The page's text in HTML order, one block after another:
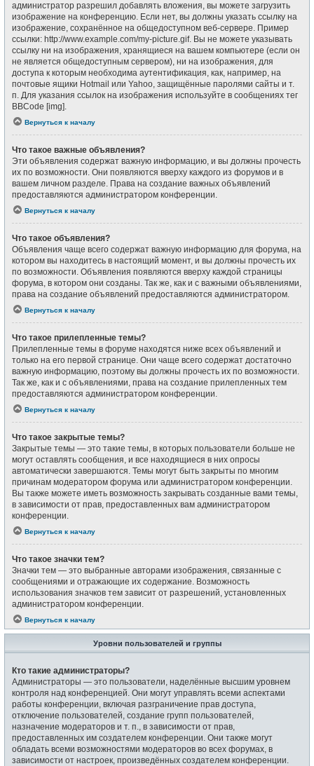
администратор разрешил добавлять вложения, вы можете загрузить
изображение на конференцию. Если нет, вы должны указать ссылку на
изображение, сохранённое на общедоступном веб-сервере. Пример
ссылки: http://www.example.com/my-picture.gif. Вы не можете указывать
ссылку ни на изображения, хранящиеся на вашем компьютере (если он
не является общедоступным сервером), ни на изображения, для
доступа к которым необходима аутентификация, как, например, на
почтовые ящики Hotmail или Yahoo, защищённые паролями сайты и т.
п. Для указания ссылок на изображения используйте в сообщениях тег
BBCode [img].
Вернуться к началу
Что такое важные объявления?
Эти объявления содержат важную информацию, и вы должны прочесть
их по возможности. Они появляются вверху каждого из форумов и в
вашем личном разделе. Права на создание важных объявлений
предоставляются администратором конференции.
Вернуться к началу
Что такое объявления?
Объявления чаще всего содержат важную информацию для форума, на
котором вы находитесь в настоящий момент, и вы должны прочесть их
по возможности. Объявления появляются вверху каждой страницы
форума, в котором они созданы. Так же, как и с важными объявлениями,
права на создание объявлений предоставляются администратором.
Вернуться к началу
Что такое прилепленные темы?
Прилепленные темы в форуме находятся ниже всех объявлений и
только на его первой странице. Они чаще всего содержат достаточно
важную информацию, поэтому вы должны прочесть их по возможности.
Так же, как и с объявлениями, права на создание прилепленных тем
предоставляются администратором конференции.
Вернуться к началу
Что такое закрытые темы?
Закрытые темы — это такие темы, в которых пользователи больше не
могут оставлять сообщения, и все находящиеся в них опросы
автоматически завершаются. Темы могут быть закрыты по многим
причинам модератором форума или администратором конференции.
Вы также можете иметь возможность закрывать созданные вами темы,
в зависимости от прав, предоставленных вам администратором
конференции.
Вернуться к началу
Что такое значки тем?
Значки тем — это выбранные авторами изображения, связанные с
сообщениями и отражающие их содержание. Возможность
использования значков тем зависит от разрешений, установленных
администратором конференции.
Вернуться к началу
Уровни пользователей и группы
Кто такие администраторы?
Администраторы — это пользователи, наделённые высшим уровнем
контроля над конференцией. Они могут управлять всеми аспектами
работы конференции, включая разграничение прав доступа,
отключение пользователей, создание групп пользователей,
назначение модераторов и т. п., в зависимости от прав,
предоставленных им создателем конференции. Они также могут
обладать всеми возможностями модераторов во всех форумах, в
зависимости от настроек, произведённых создателем конференции.